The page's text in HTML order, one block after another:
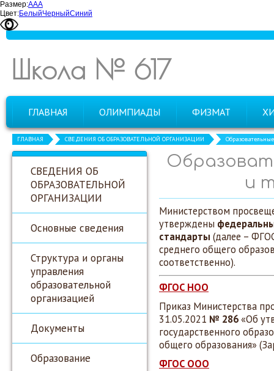
Размер:ААА
Цвет:БелыйЧерныйСиний
Школа № 617
ГЛАВНАЯ ОЛИМПИАДЫ ФИЗМАТ
ГЛАВНАЯ СВЕДЕНИЯ ОБ ОБРАЗОВАТЕЛЬНОЙ ОРГАНИЗАЦИИ
СВЕДЕНИЯ ОБ
ОБРАЗОВАТЕЛЬНОЙ
ОРГАНИЗАЦИИ
Основные сведения
Структура и органы
управления
образовательной
организацией
Документы
Образование
и
Министерством
утверждены
стандарты (далее –
среднего общего
соответственно).
ФГОС НОО
Приказ Министерства
31.05.2021 № 286«Об
государственного
общего образования»
ФГОС ООО